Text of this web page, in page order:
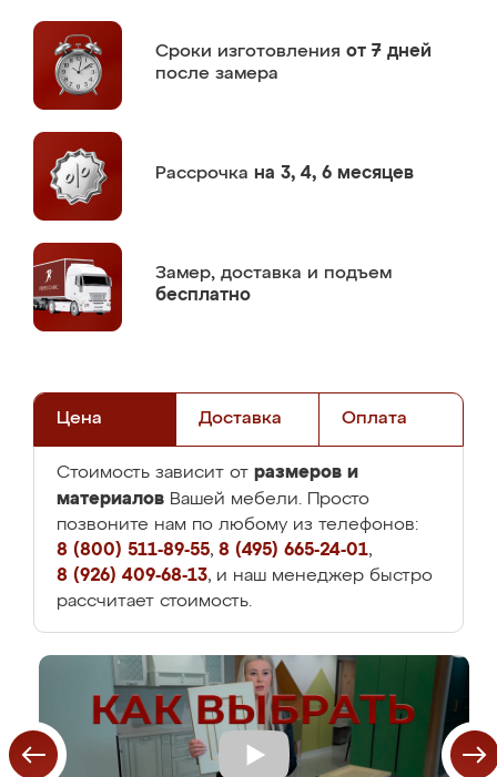
Сроки изготовления от 7 дней
после замера
Рассрочка на 3, 4, 6 месяцев
Замер, доставка и подъем
бесплатно
Цена Доставка Оплата
Стоимость зависит от размеров и
материалов Вашей мебели. Просто
позвоните нам по любому из телефонов:
8 (800) 511-89-55, 8 (495) 665-24-01,
8 (926) 409-68-13, и наш менеджер быстро
рассчитает стоимость.